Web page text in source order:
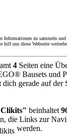
Informationen zu sammeln
uns diese Webseite
4 Seiten eine
Bausets und
gerade auf der
beinhaltet
die Links zur
werden.